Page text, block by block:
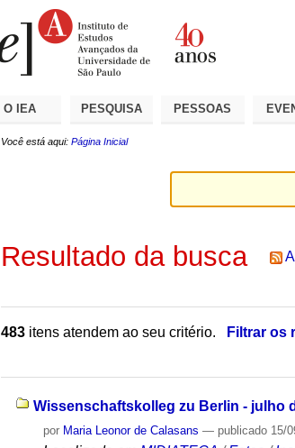
O IEA PESQUISA PESSOAS
Você está aqui: Página Inicial
Resultado da busca
483 itens atendem ao seu critério.
Filtrar os
Wissenschaftskolleg zu Berlin - julho
por Maria Leonor de Calasans — publicado 15/